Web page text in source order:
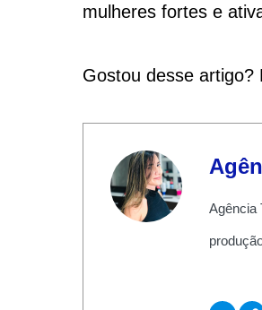
mulheres fortes e
Gostou desse
Agência